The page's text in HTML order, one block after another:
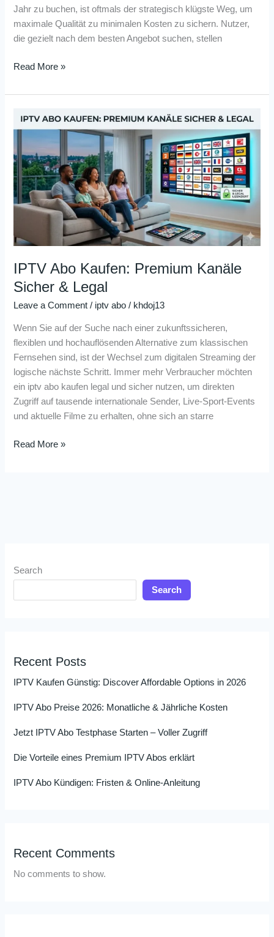
Jahr zu buchen, ist oftmals der strategisch klügste Weg, um
maximale Qualität zu minimalen Kosten zu sichern. Nutzer,
die gezielt nach dem besten Angebot suchen, stellen
Read More »
IPTV Abo Kaufen: Premium Kanäle
Sicher & Legal
Leave a Comment / iptv abo / khdoj13
Wenn Sie auf der Suche nach einer zukunftssicheren,
flexiblen und hochauflösenden Alternative zum klassischen
Fernsehen sind, ist der Wechsel zum digitalen Streaming der
logische nächste Schritt. Immer mehr Verbraucher möchten
ein iptv abo kaufen legal und sicher nutzen, um direkten
Zugriff auf tausende internationale Sender, Live-Sport-Events
und aktuelle Filme zu erhalten, ohne sich an starre
IPTV
Abo
Kaufen:
Premium
Kanäle
Sicher
&
Read More »
Search
Search
Recent Posts
IPTV Kaufen Günstig: Discover Affordable Options in 2026
IPTV Abo Preise 2026: Monatliche & Jährliche Kosten
Jetzt IPTV Abo Testphase Starten – Voller Zugriff
Die Vorteile eines Premium IPTV Abos erklärt
IPTV Abo Kündigen: Fristen & Online-Anleitung
Recent Comments
No comments to show.